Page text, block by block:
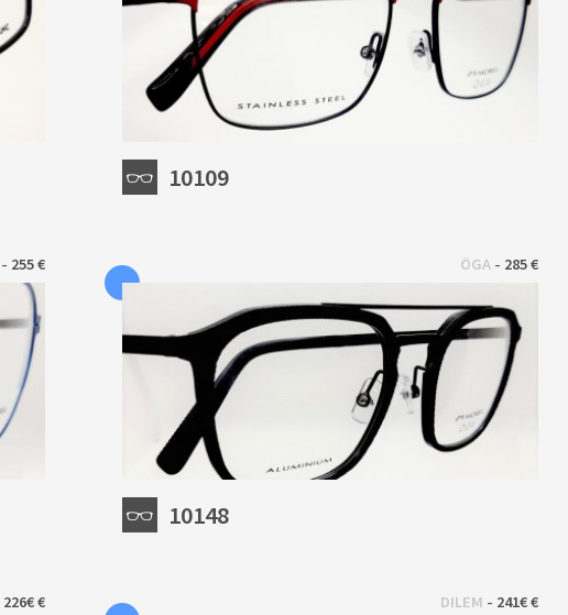
10109
- 255 € ÖGA - 285 €
10148
226€ € DILEM - 241€ €